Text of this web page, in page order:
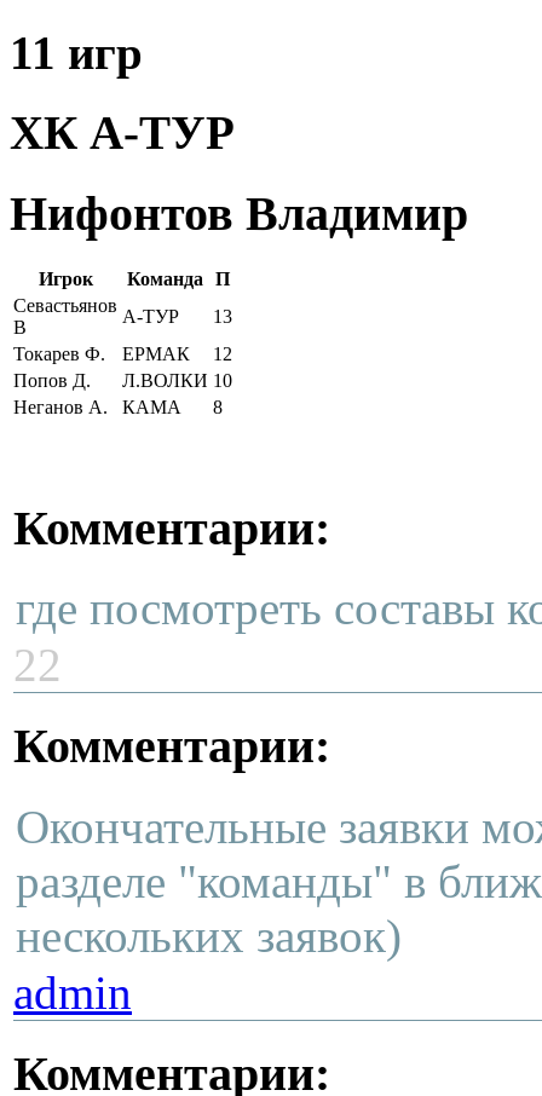
11 игр
ХК А-ТУР
Нифонтов Владимир
Игрок Команда
П
Севастьянов
В
А-ТУР
13
Токарев Ф.
ЕРМАК
12
Попов Д.
Л.ВОЛКИ 10
Неганов А.
КАМА 8
Комментарии:
где посмотреть составы
22
Комментарии:
Окончательные заявки
разделе "команды" в
нескольких заявок)
admin
Комментарии: